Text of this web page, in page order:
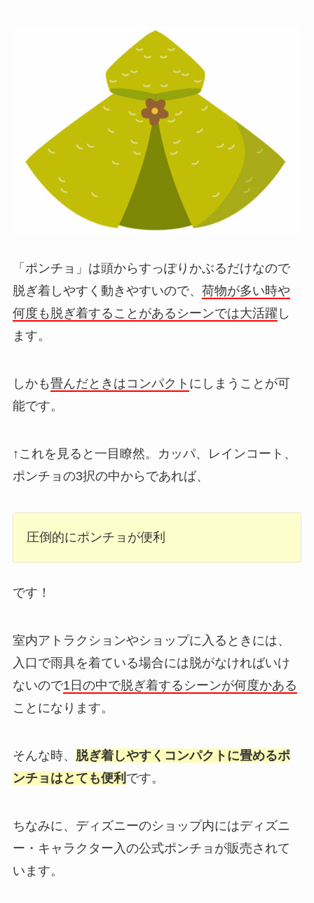
「ポンチョ」は頭からすっぽりかぶるだけなので
脱ぎ着しやすく動きやすいので、 荷物が多い時や
何度も脱ぎ着することがあるシーンでは大活躍 し
ます。
しかも畳んだときはコンパクト にしまうことが可
能です。
↑これを見ると一目瞭然。カッパ、レインコート、
ポンチョの3択の中からであれば、
圧倒的にポンチョが便利
です！
室内アトラクションやショップに入るときには、
入口で雨具を着ている場合には脱がなければいけ
ないので1日の中で脱ぎ着するシーンが何度かある
ことになります。
そんな時、 脱ぎ着しやすくコンパクトに畳めるポ
ンチョはとても便利 です。
ちなみに、 ディズニーのショップ内にはディズニ
ー・キャラクター入の公式ポンチョが販売されて
います。